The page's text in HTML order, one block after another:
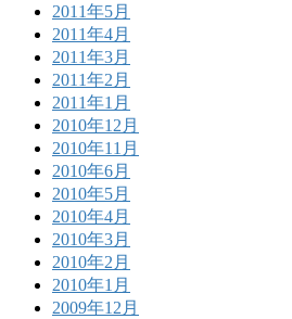
2011年5月
2011年4月
2011年3月
2011年2月
2011年1月
2010年12月
2010年11月
2010年6月
2010年5月
2010年4月
2010年3月
2010年2月
2010年1月
2009年12月